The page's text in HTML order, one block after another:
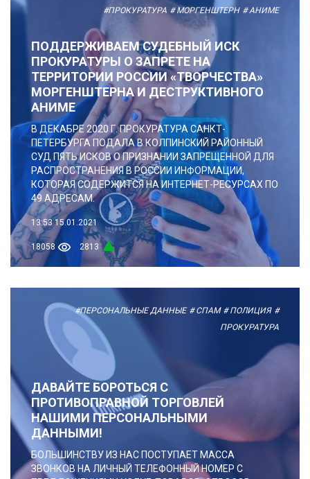
#ПРОКУРАТУРА # МОРГЕНШТЕРН # АНИМЕ
ПОДДЕРЖИВАЕМ СУДЕБНЫЙ ИСК
ПРОКУРАТУРЫ О ЗАПРЕТЕ НА
ТЕРРИТОРИИ РОССИИ «ТВОРЧЕСТВА»
МОРГЕНШТЕРНА И ДЕСТРУКТИВНОГО
АНИМЕ
В ДЕКАБРЕ 2020 Г. ПРОКУРАТУРА САНКТ-
ПЕТЕРБУРГА ПОДАЛА В КОЛПИНСКИЙ РАЙОННЫЙ
СУД ПЯТЬ ИСКОВ О ПРИЗНАНИИ ЗАПРЕЩЕННОЙ ДЛЯ
РАСПРОСТРАНЕНИЯ В РОССИИ ИНФОРМАЦИИ,
КОТОРАЯ СОДЕРЖИТСЯ НА ИНТЕРНЕТ-РЕСУРСАХ ПО
49 АДРЕСАМ.
13:53 15.01.2021
18058 2813
#ПЕРСОНАЛЬНЫЕ ДАННЫЕ # СПАМ # ПОЛИЦИЯ #
ПРОКУРАТУРА
ДАВАЙТЕ БОРОТЬСЯ С
ПРОТИВОПРАВНОЙ ТОРГОВЛЕЙ
НАШИМИ ПЕРСОНАЛЬНЫМИ
ДАННЫМИ!
БОЛЬШИНСТВУ ИЗ НАС ПОСТУПАЕТ МАССА
ЗВОНКОВ НА ЛИЧНЫЙ ТЕЛЕФОННЫЙ НОМЕР С